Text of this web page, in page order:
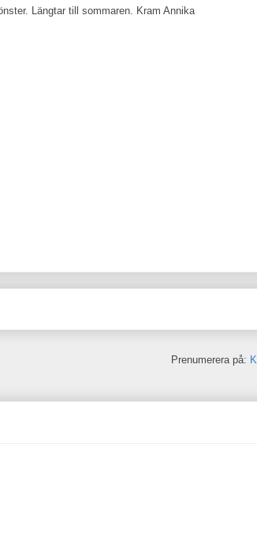
Längtar till sommaren. Kram Annika
Prenumerera på: